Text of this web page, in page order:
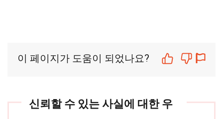
이 페이지가 도움이 되었나요?
신뢰할 수 있는 사실에 대한 우